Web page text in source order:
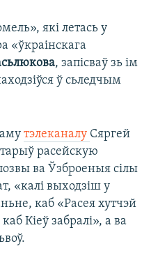
які летась у
«ўкраінскага
, запісваў зь ім
ў сьледчым
тэлеканалу Сяргей
расейскую
ва Ўзброеныя сілы
«калі выходзіш у
каб «Расея хутчэй
Кіеў забралі», а ва